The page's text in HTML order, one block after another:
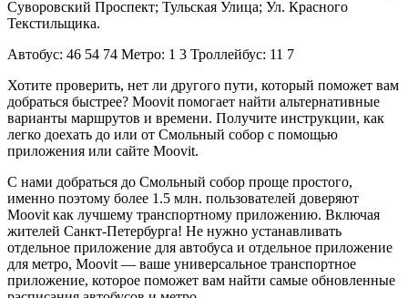
Суворовский Проспект; Тульская Улица; Ул. Красного
Текстильщика.
Автобус: 46 54 74 Метро: 1 3 Троллейбус: 11 7
Хотите проверить, нет ли другого пути, который поможет вам
добраться быстрее? Moovit помогает найти альтернативные
варианты маршрутов и времени. Получите инструкции, как
легко доехать до или от Смольный собор с помощью
приложения или сайте Moovit.
С нами добраться до Смольный собор проще простого,
именно поэтому более 1.5 млн. пользователей доверяют
Moovit как лучшему транспортному приложению. Включая
жителей Санкт-Петербурга! Не нужно устанавливать
отдельное приложение для автобуса и отдельное приложение
для метро, Moovit — ваше универсальное транспортное
приложение, которое поможет вам найти самые обновленные